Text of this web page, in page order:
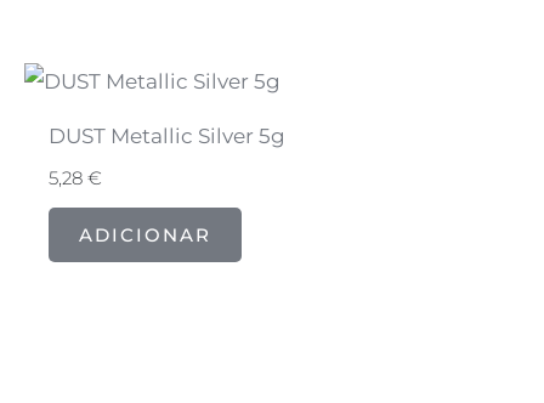
DUST Metallic Silver 5g
5,28€
ADICIONAR